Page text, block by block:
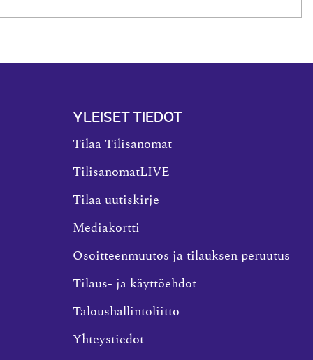
YLEISET TIEDOT
Tilaa Tilisanomat
TilisanomatLIVE
Tilaa uutiskirje
Mediakortti
Osoitteenmuutos ja tilauksen peruutus
Tilaus- ja käyttöehdot
Taloushallintoliitto
Yhteystiedot